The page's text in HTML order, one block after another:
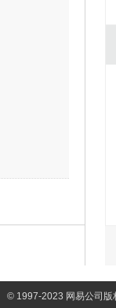
©1997-2023 网易公司版